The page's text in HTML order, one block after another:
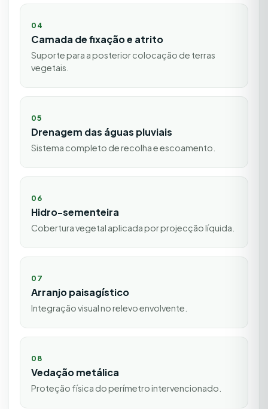
04
Camada de fixação e atrito
Suporte para a posterior colocação de terras
vegetais.
05
Drenagem das águas pluviais
Sistema completo de recolha e escoamento.
06
Hidro-sementeira
Cobertura vegetal aplicada por projecção líquida.
07
Arranjo paisagístico
Integração visual no relevo envolvente.
08
Vedação metálica
Proteção física do perímetro intervencionado.